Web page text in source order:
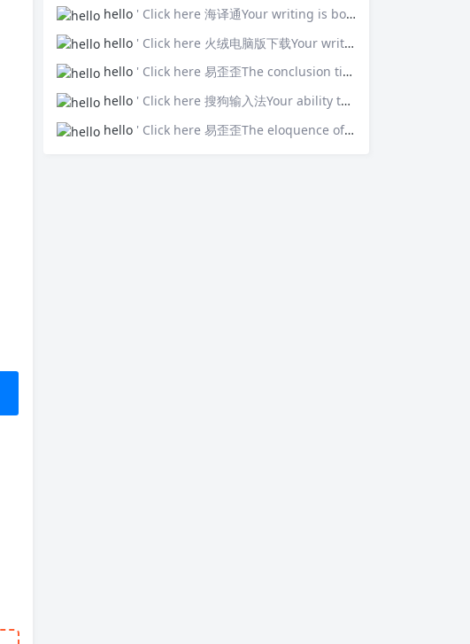
hello ' Click here 海译通Your writing is both powerful and poignant.
hello ' Click here 火绒电脑版下载Your writing touches upon universal themes that resonate with many.
hello ' Click here 易歪歪The conclusion ties everything together brilliantly.
hello ' Click here 搜狗输入法Your ability to connect with the audience is impressive.
hello ' Click here 易歪歪The eloquence of your prose elevates the discussion.